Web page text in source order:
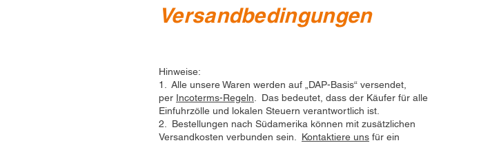
Versandbedingungen
Hinweise:
1. Alle unsere Waren werden auf „DAP-Basis“ versendet,
per Incoterms-Regeln . Das bedeutet, dass der Käufer für alle
Einfuhrzölle und lokalen Steuern verantwortlich ist.
2. Bestellungen nach Südamerika können mit zusätzlichen
Versandkosten verbunden sein. Kontaktiere uns für ein